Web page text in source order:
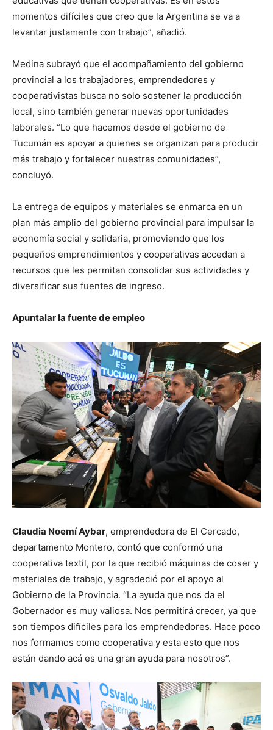
momentos difíciles que creo que la Argentina se va a
levantar justamente con trabajo”, añadió.
Medina subrayó que el acompañamiento del gobierno
provincial a los trabajadores, emprendedores y
cooperativistas busca no solo sostener la producción
local, sino también generar nuevas oportunidades
laborales. “Lo que hacemos desde el gobierno de
Tucumán es apoyar a quienes se organizan para producir
más trabajo y fortalecer nuestras comunidades”,
concluyó.
La entrega de equipos y materiales se enmarca en un
plan más amplio del gobierno provincial para impulsar la
economía social y solidaria, promoviendo que los
pequeños emprendimientos y cooperativas accedan a
recursos que les permitan consolidar sus actividades y
diversificar sus fuentes de ingreso.
Apuntalar la fuente de empleo
Claudia Noemí Aybar, emprendedora de El Cercado,
departamento Montero, contó que conformó una
cooperativa textil, por la que recibió máquinas de coser y
materiales de trabajo, y agradeció por el apoyo al
Gobierno de la Provincia. “La ayuda que nos da el
Gobernador es muy valiosa. Nos permitirá crecer, ya que
son tiempos difíciles para los emprendedores. Hace poco
nos formamos como cooperativa y esta esto que nos
están dando acá es una gran ayuda para nosotros”.